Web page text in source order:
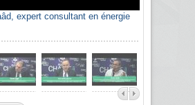
expert consultant en énergie